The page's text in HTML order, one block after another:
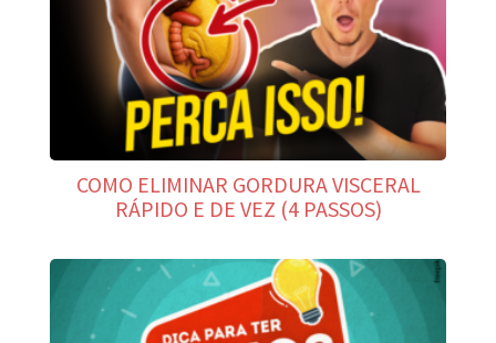
COMO ELIMINAR GORDURA VISCERAL
RÁPIDO E DE VEZ (4 PASSOS)